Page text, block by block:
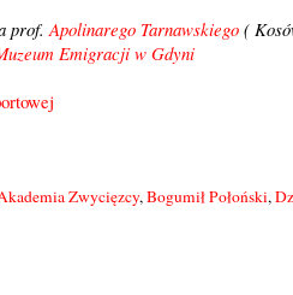
prof. Apolinarego Tarnawskiego (
Emigracji w Gdyni
Zwycięzcy,Bogumił Połoński,